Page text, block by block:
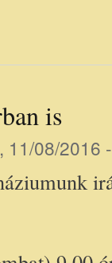
is
11/08/2016